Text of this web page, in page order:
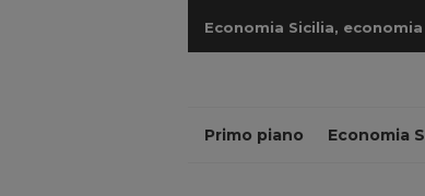
Economia Sicilia,
Primo piano Economia